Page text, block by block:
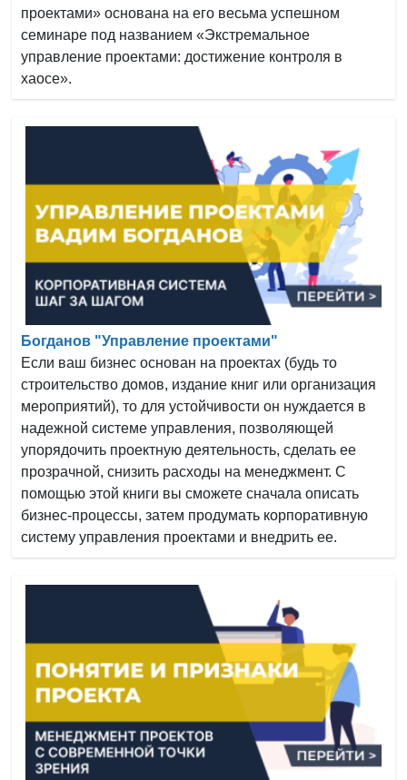
проектами» основана на его весьма успешном
семинаре под названием «Экстремальное
управление проектами: достижение контроля в
хаосе».
Богданов "Управление проектами"
Если ваш бизнес основан на проектах (будь то
строительство домов, издание книг или организация
мероприятий), то для устойчивости он нуждается в
надежной системе управления, позволяющей
упорядочить проектную деятельность, сделать ее
прозрачной, снизить расходы на менеджмент. С
помощью этой книги вы сможете сначала описать
бизнес-процессы, затем продумать корпоративную
систему управления проектами и внедрить ее.